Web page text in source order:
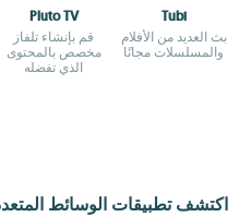
Tubi
بث العديد من الأفلام
والمسلسلات مجانًا
Pluto TV
قم بإنشاء تلفاز
مخصص بالمحتوى
الذي تفضله
اكتشف تطبيقات الوسائط